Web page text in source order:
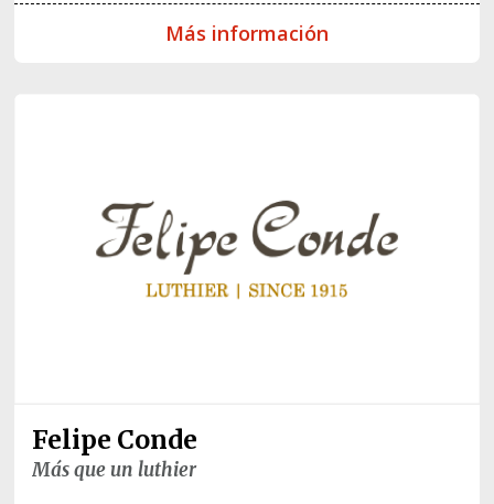
Más información
Felipe Conde
Más que un luthier